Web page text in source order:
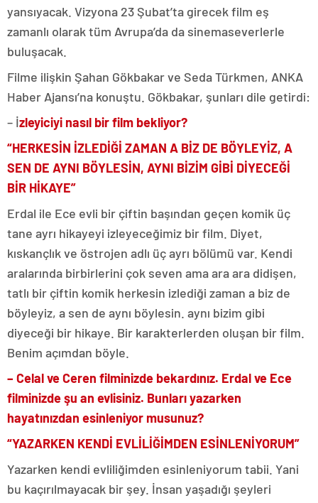
yansıyacak. Vizyona 23 Şubat’ta girecek film eş
zamanlı olarak tüm Avrupa’da da sinemaseverlerle
buluşacak.
Filme ilişkin Şahan Gökbakar ve Seda Türkmen, ANKA
Haber Ajansı’na konuştu. Gökbakar, şunları dile getirdi:
– İzleyiciyi nasıl bir film bekliyor?
“HERKESİN İZLEDİĞİ ZAMAN A BİZ DE BÖYLEYİZ, A
SEN DE AYNI BÖYLESİN, AYNI BİZİM GİBİ DİYECEĞİ
BİR HİKAYE”
Erdal ile Ece evli bir çiftin başından geçen komik üç
tane ayrı hikayeyi izleyeceğimiz bir film. Diyet,
kıskançlık ve östrojen adlı üç ayrı bölümü var. Kendi
aralarında birbirlerini çok seven ama ara ara didişen,
tatlı bir çiftin komik herkesin izlediği zaman a biz de
böyleyiz, a sen de aynı böylesin. aynı bizim gibi
diyeceği bir hikaye. Bir karakterlerden oluşan bir film.
Benim açımdan böyle.
– Celal ve Ceren filminizde bekardınız. Erdal ve Ece
filminizde şu an evlisiniz. Bunları yazarken
hayatınızdan esinleniyor musunuz?
“YAZARKEN KENDİ EVLİLİĞİMDEN ESİNLENİYORUM”
Yazarken kendi evliliğimden esinleniyorum tabii. Yani
bu kaçırılmayacak bir şey. İnsan yaşadığı şeyleri